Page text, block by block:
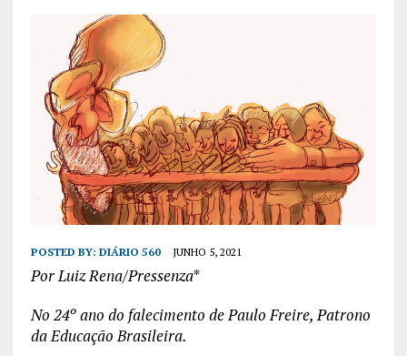
POSTED BY: DIÁRIO 560 JUNHO 5, 2021
PorLuiz Rena/Pressenza*
No 24º ano do falecimento de Paulo Freire, Patrono
da Educação Brasileira.